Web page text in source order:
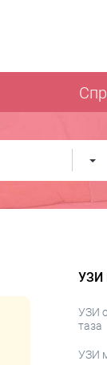
УЗИ
УЗИ
таза
УЗИ